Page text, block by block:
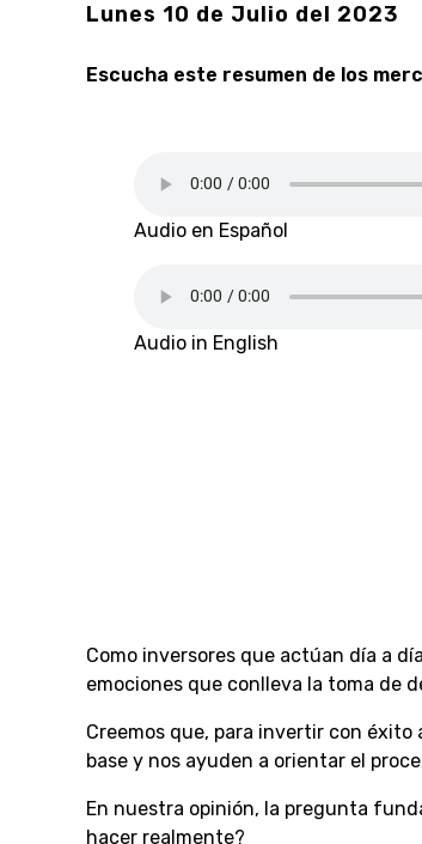
Lunes 10 de Julio del 2023
Escucha este resumen de los
Audio en Español
Audio in English
Como inversores que actúan día a
emociones que conlleva la toma de
Creemos que, para invertir con
base y nos ayuden a orientar el
En nuestra opinión, la pregunta
hacer realmente?